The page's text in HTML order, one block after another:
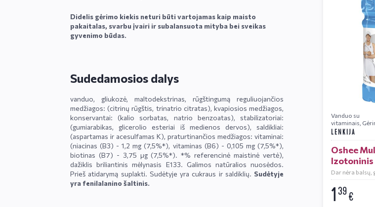
Didelis gėrimo kiekis neturi būti vartojamas kaip maisto
pakaitalas, svarbu įvairi ir subalansuota mityba bei sveikas
gyvenimo būdas.
Sudedamosios dalys
vanduo, gliukozė, maltodekstrinas, rūgštingumą reguliuojančios
medžiagos: (citrinų rūgštis, trinatrio citratas), kvapiosios medžiagos,
konservantai: (kalio sorbatas, natrio benzoatas), stabilizatoriai:
(gumiarabikas, glicerolio esteriai iš medienos dervos), saldikliai:
(aspartamas ir acesulfamas K), praturtinančios medžiagos: vitaminai:
(niacinas (B3) - 1,2 mg (7,5%*), vitaminas (B6) - 0,105 mg (7,5%*),
biotinas (B7) - 3,75 μg (7,5%*). *% referencinė maistinė vertė),
dažiklis briliantinis mėlynasis E133. Galimos natūralios nuosėdos.
Prieš atidarymą suplakti. Sudėtyje yra cukraus ir saldiklių. Sudėtyje
yra fenilalanino šaltinis.
Vanduo su
vitaminais,
LENKIJA
Oshee
Izotoninis
0,75 L
Dar nėra balsų,
139€